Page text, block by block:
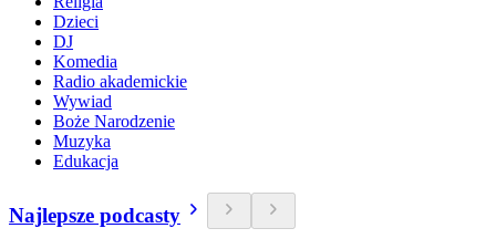
Dzieci
DJ
Komedia
Radio akademickie
Wywiad
Boże Narodzenie
Muzyka
Edukacja
Najlepsze podcasty